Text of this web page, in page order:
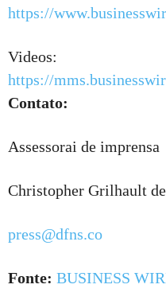
https://
Videos:
https://
Contato:
Assessorai de imprensa
Christopher Grilhault
press@dfns.co
Fonte: BUSINESS